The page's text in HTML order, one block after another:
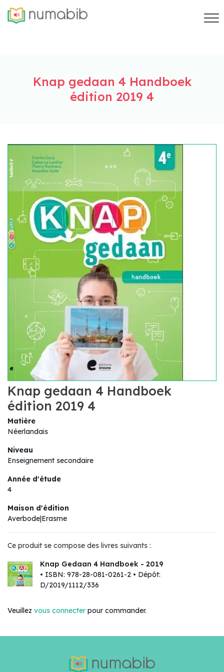
Knap gedaan 4 Handboek
édition 2019 4
Knap gedaan 4 Handboek
édition 2019 4
Matière
Néerlandais
Niveau
Enseignement secondaire
Année d'étude
4
Maison d'édition
Averbode|Erasme
Ce produit se compose des livres suivants :
Knap Gedaan 4 Handboek - 2019
• ISBN: 978-28-081-0261-2 • Dépôt:
D/2019/1112/336
Veuillez vous connecter pour commander.